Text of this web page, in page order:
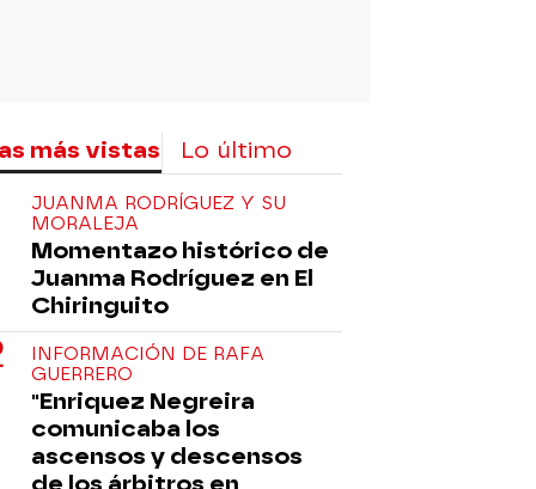
más vistas Lo último
JUANMA RODRÍGUEZ Y SU
MORALEJA
Momentazo histórico de
Juanma Rodríguez en El
Chiringuito
INFORMACIÓN DE RAFA
GUERRERO
"Enriquez Negreira
comunicaba los
ascensos y descensos